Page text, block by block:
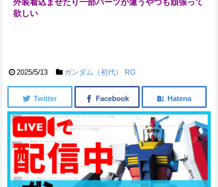
外装着込ませたり一部パーツが違うやつも頑張って
欲しい
2025/5/13 ガンダム（初代） RG